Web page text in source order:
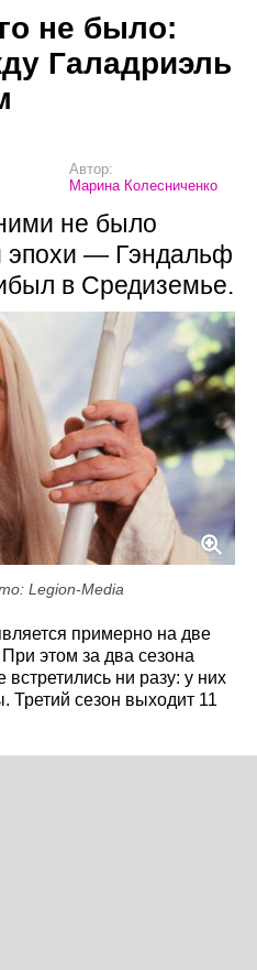
не было:
Галадриэль
Автор:
Марина Колесниченко
не было
эпохи — Гэндальф
в Средиземье.
Legion-Media
примерно на две
этом за два сезона
ни разу: у них
Третий сезон выходит 11